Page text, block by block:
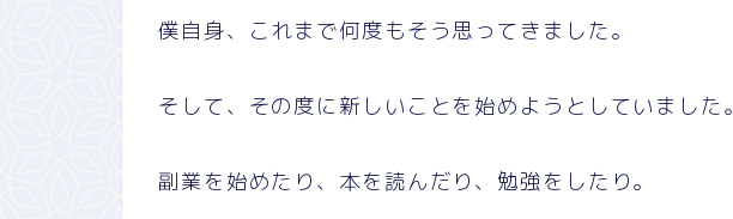
僕自身、これまで何度もそう思ってきました。
そして、その度に新しいことを始めようとしていました。
副業を始めたり、本を読んだり、勉強をしたり。